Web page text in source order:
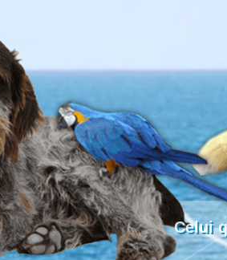
Celui